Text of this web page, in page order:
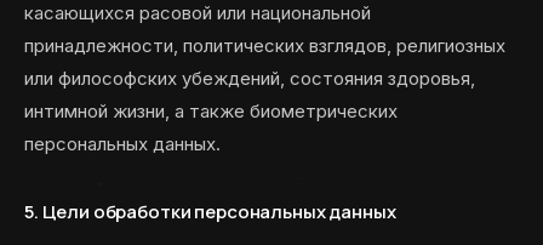
касающихся расовой или национальной
принадлежности, политических взглядов, религиозных
или философских убеждений, состояния здоровья,
интимной жизни, а также биометрических
персональных данных.
5. Цели обработки персональных данных